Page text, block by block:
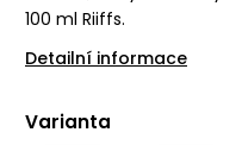
100 ml Riiffs.
Detailní informace
Varianta